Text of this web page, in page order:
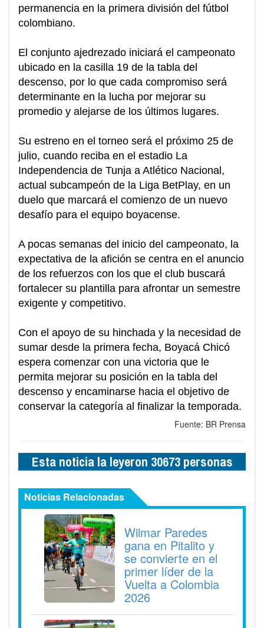
permanencia en la primera división del fútbol
colombiano.
El conjunto ajedrezado iniciará el campeonato
ubicado en la casilla 19 de la tabla del
descenso, por lo que cada compromiso será
determinante en la lucha por mejorar su
promedio y alejarse de los últimos lugares.
Su estreno en el torneo será el próximo 25 de
julio, cuando reciba en el estadio La
Independencia de Tunja a Atlético Nacional,
actual subcampeón de la Liga BetPlay, en un
duelo que marcará el comienzo de un nuevo
desafío para el equipo boyacense.
A pocas semanas del inicio del campeonato, la
expectativa de la afición se centra en el anuncio
de los refuerzos con los que el club buscará
fortalecer su plantilla para afrontar un semestre
exigente y competitivo.
Con el apoyo de su hinchada y la necesidad de
sumar desde la primera fecha, Boyacá Chicó
espera comenzar con una victoria que le
permita mejorar su posición en la tabla del
descenso y encaminarse hacia el objetivo de
conservar la categoría al finalizar la temporada.
Fuente: BR Prensa
Esta noticia la leyeron 30673 personas
Noticias Relacionadas
Wilmar Paredes
gana en Pitalito y
se convierte en el
primer líder de la
Vuelta a Colombia
2026